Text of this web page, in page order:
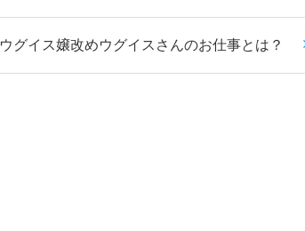
ウグイス嬢改めウグイスさんのお仕事とは？